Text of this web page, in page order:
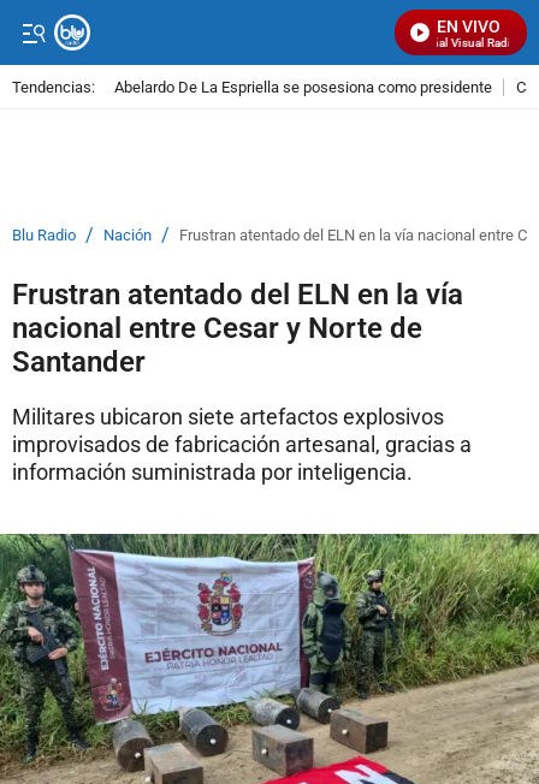
EN VIVO
Señal Visual Radio
Tendencias: Abelardo De La Espriella se posesiona como presidente
Blu Radio / Nación / Frustran atentado del ELN en la vía nacional entre
Frustran atentado del ELN en la vía
nacional entre Cesar y Norte de
Santander
Militares ubicaron siete artefactos explosivos
improvisados de fabricación artesanal, gracias a
información suministrada por inteligencia.